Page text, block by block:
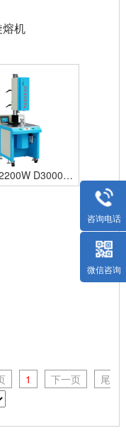
机
D3000
灵科标准下旋熔
1 下一页
尾
咨询电话
微信咨询